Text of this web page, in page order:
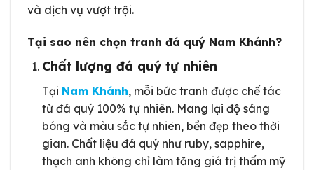
và dịch vụ vượt trội.
Tại sao nên chọn tranh đá quý Nam Khánh?
Chất lượng đá quý tự nhiên
Tại Nam Khánh, mỗi bức tranh được chế tác
từ đá quý 100% tự nhiên. Mang lại độ sáng
bóng và màu sắc tự nhiên, bền đẹp theo thời
gian. Chất liệu đá quý như ruby, sapphire,
thạch anh không chỉ làm tăng giá trị thẩm mỹ